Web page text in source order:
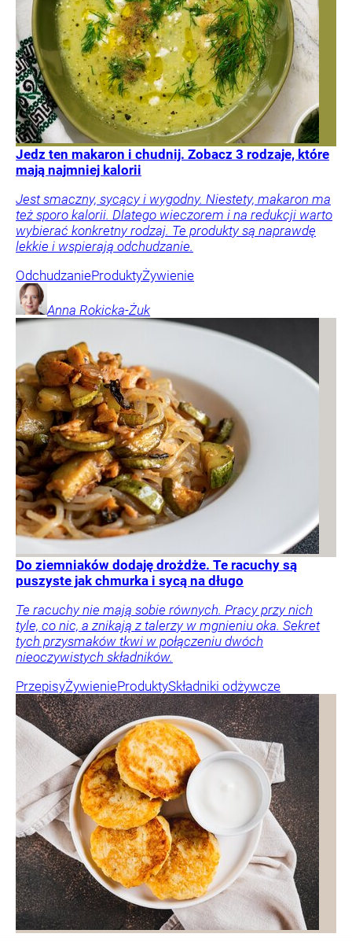
Jedz ten makaron i chudnij. Zobacz 3 rodzaje, które
mają najmniej kalorii
Jest smaczny, sycący i wygodny. Niestety, makaron ma
też sporo kalorii. Dlatego wieczorem i na redukcji warto
wybierać konkretny rodzaj. Te produkty są naprawdę
lekkie i wspierają odchudzanie.
OdchudzanieProduktyŻywienie
Anna Rokicka-Żuk
Do ziemniaków dodaję drożdże. Te racuchy są
puszyste jak chmurka i sycą na długo
Te racuchy nie mają sobie równych. Pracy przy nich
tyle, co nic, a znikają z talerzy w mgnieniu oka. Sekret
tych przysmaków tkwi w połączeniu dwóch
nieoczywistych składników.
PrzepisyŻywienieProduktySkładniki odżywcze